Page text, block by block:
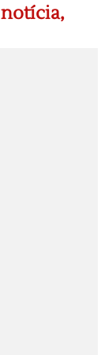
notícia,